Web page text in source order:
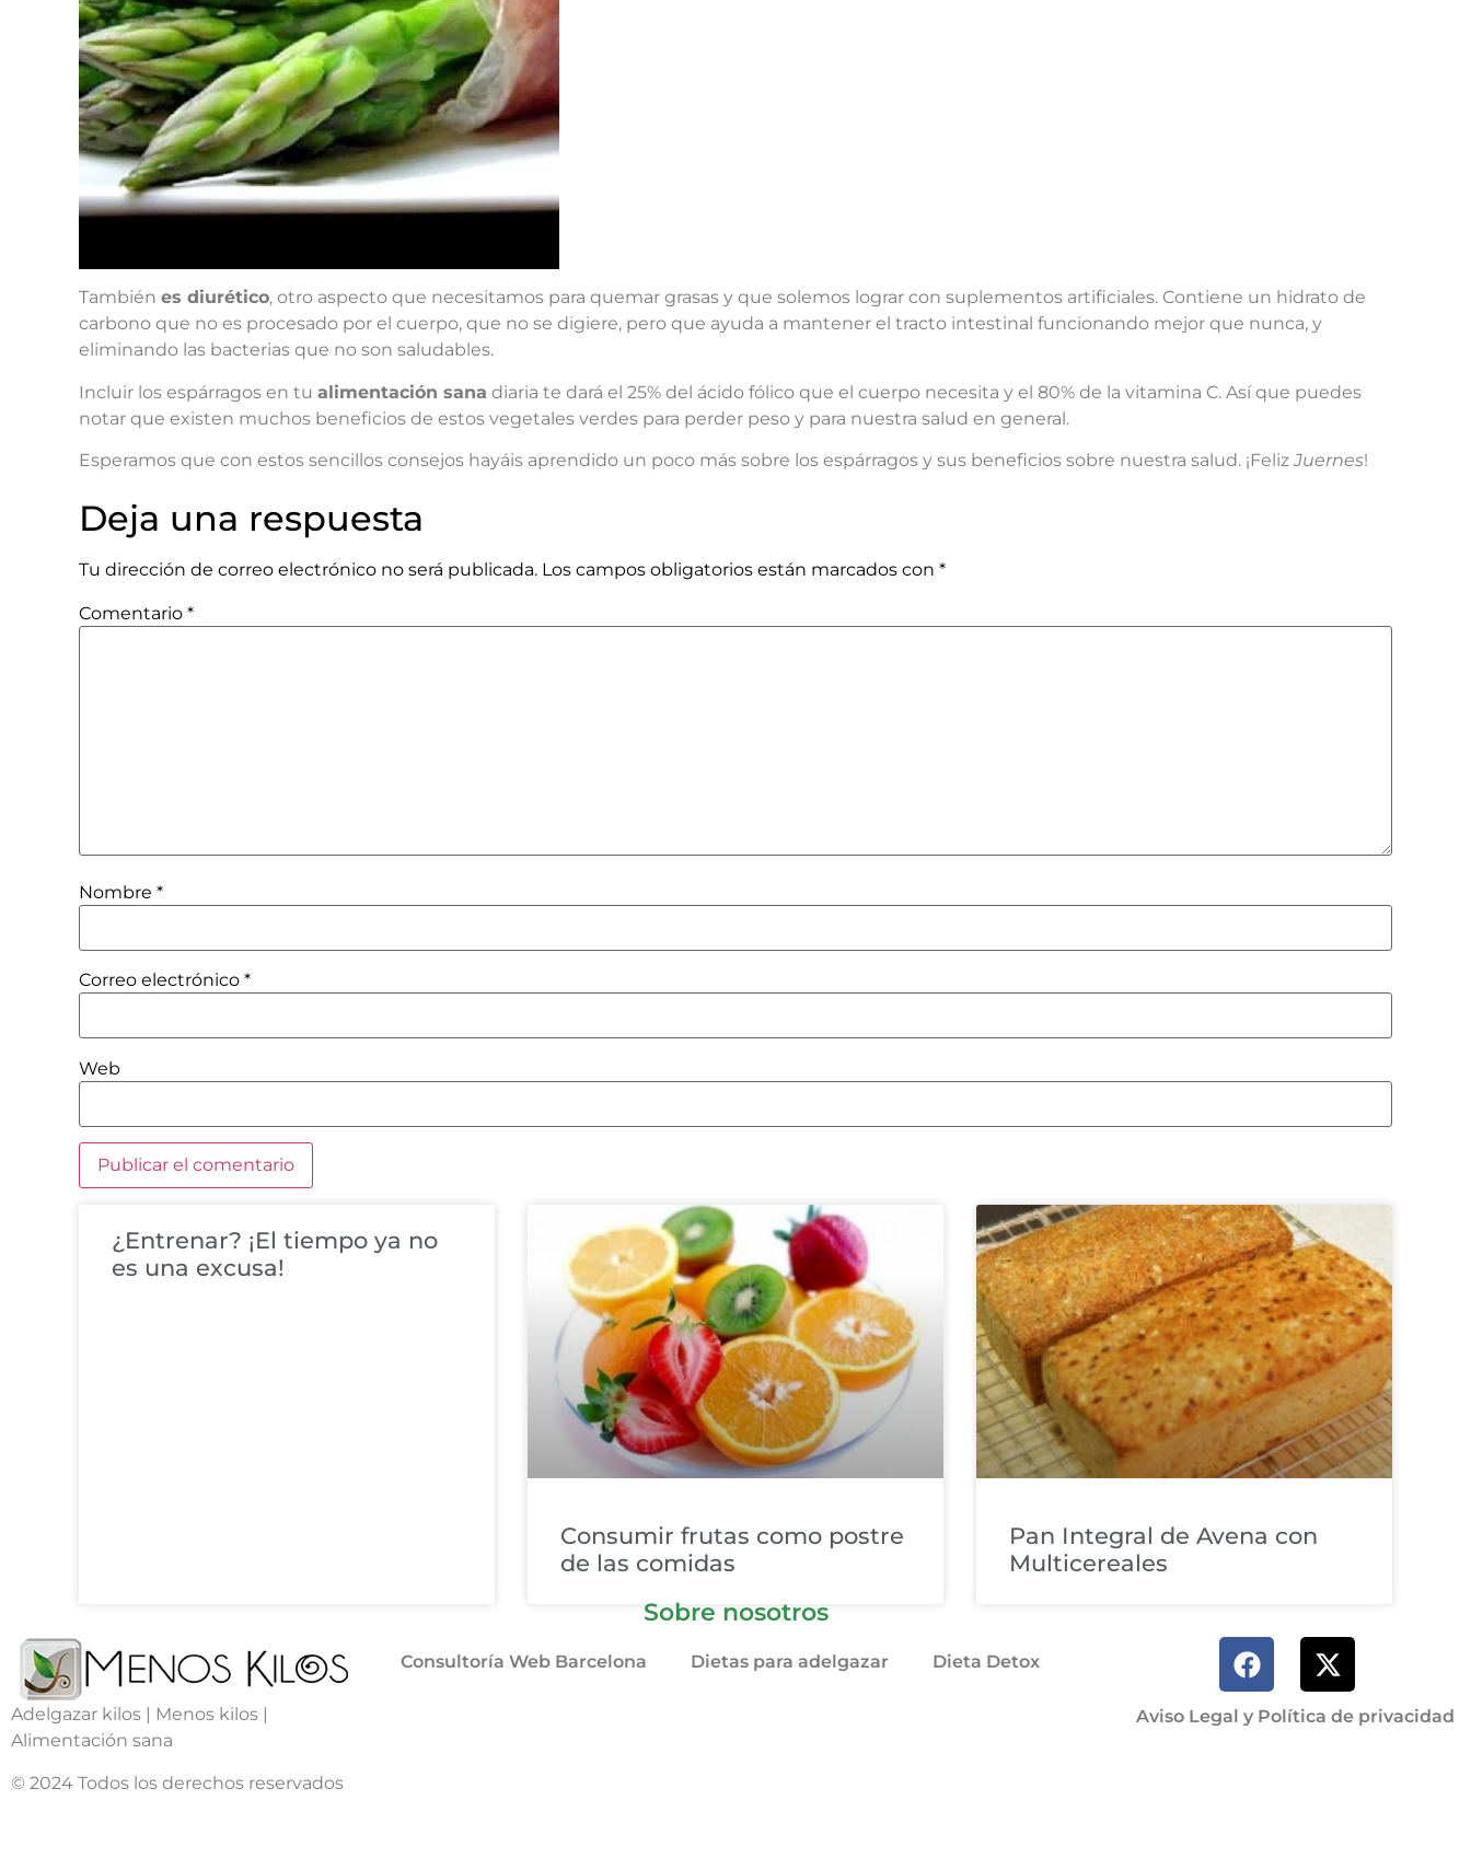
También es diurético, otro aspecto que necesitamos para quemar grasas y que solemos lograr con suplementos artificiales. Contiene un hidrato de
carbono que no es procesado por el cuerpo, que no se digiere, pero que ayuda a mantener el tracto intestinal funcionando mejor que nunca, y
eliminando las bacterias que no son saludables.
Incluir los espárragos en tu alimentación sana diaria te dará el 25% del ácido fólico que el cuerpo necesita y el 80% de la vitamina C. Así que puedes
notar que existen muchos beneficios de estos vegetales verdes para perder peso y para nuestra salud en general.
Esperamos que con estos sencillos consejos hayáis aprendido un poco más sobre los espárragos y sus beneficios sobre nuestra salud. ¡FelizJuernes!
Deja una respuesta
Tu dirección de correo electrónico no será publicada. Los campos obligatorios están marcados con *
Comentario *
Nombre *
Correo electrónico *
Web
¿Entrenar? ¡El tiempo ya no
es una excusa!
Consumir frutas como postre
de las comidas
Pan Integral de Avena con
Multicereales
Adelgazar kilos | Menos kilos |
Alimentación sana
© 2024 Todos los derechos reservados
Sobre nosotros
Consultoría Web Barcelona Dietas para adelgazar Dieta Detox
Aviso Legal y Política de privacidad